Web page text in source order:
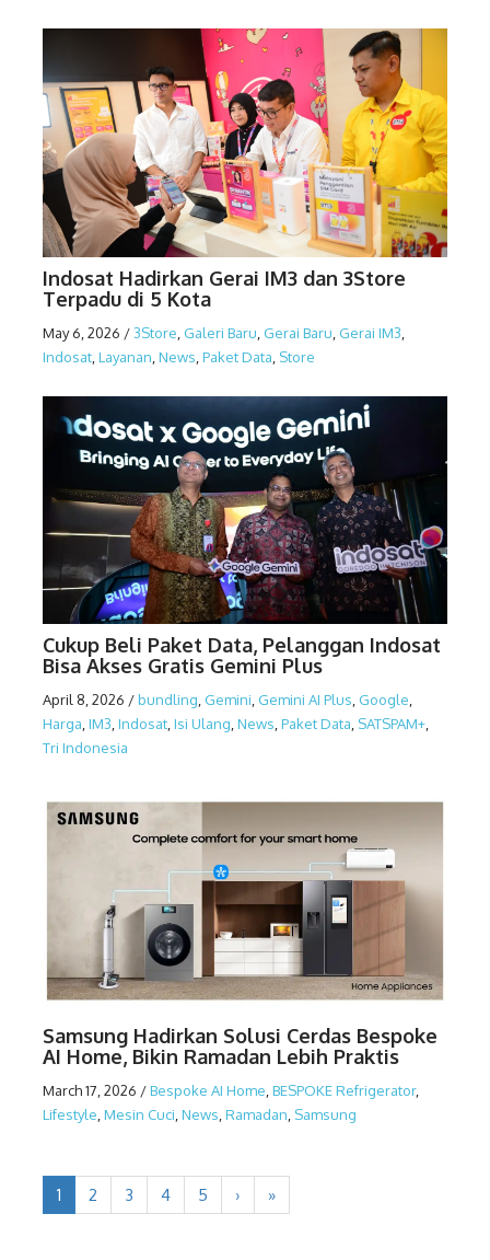
Indosat Hadirkan Gerai IM3 dan 3Store
Terpadu di 5 Kota
May 6, 2026 /3Store Galeri Baru Gerai Baru Gerai IM3
Indosat Layanan News Paket Data Store
Cukup Beli Paket Data, Pelanggan Indosat
Bisa Akses Gratis Gemini Plus
April 8, 2026 /bundling Gemini Gemini AI Plus Google
Harga IM3 Indosat Isi Ulang News Paket Data SATSPAM+
Tri Indonesia
Samsung Hadirkan Solusi Cerdas Bespoke
AI Home, Bikin Ramadan Lebih Praktis
March 17, 2026 /Bespoke AI Home BESPOKE Refrigerator,
Lifestyle Mesin Cuci News Ramadan Samsung
1 2 3 4 5 › »